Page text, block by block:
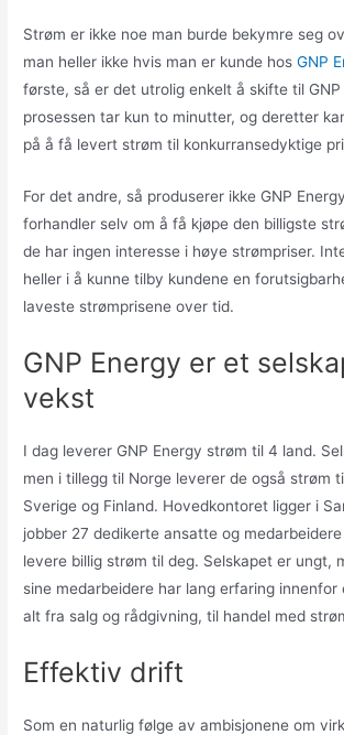
Strøm er ikke noe man burde bekymre seg
man heller ikke hvis man er kunde hosGNP
første, så er det utrolig enkelt å skifte til GNP
prosessen tar kun to minutter, og deretter
på å få levert strøm til konkurransedyktige
For det andre, så produserer ikke GNP
forhandler selv om å få kjøpe den billigste
de har ingen interesse i høye strømpriser.
heller i å kunne tilby kundene en
laveste strømprisene over tid.
GNP Energy er et
vekst
I dag leverer GNP Energy strøm til 4 land.
men i tillegg til Norge leverer de også strøm
Sverige og Finland. Hovedkontoret ligger i
jobber 27 dedikerte ansatte og
levere billig strøm til deg. Selskapet er ungt,
sine medarbeidere har lang erfaring innenfor
alt fra salg og rådgivning, til handel med
Effektiv drift
Som en naturlig følge av ambisjonene om